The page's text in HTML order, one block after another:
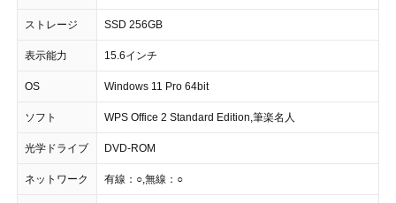
ストレージ SSD 256GB
表示能力 15.6インチ
OS Windows 11 Pro 64bit
ソフト WPS Office 2 Standard Edition,筆楽名人
光学ドライブ DVD-ROM
ネットワーク 有線：○,無線：○